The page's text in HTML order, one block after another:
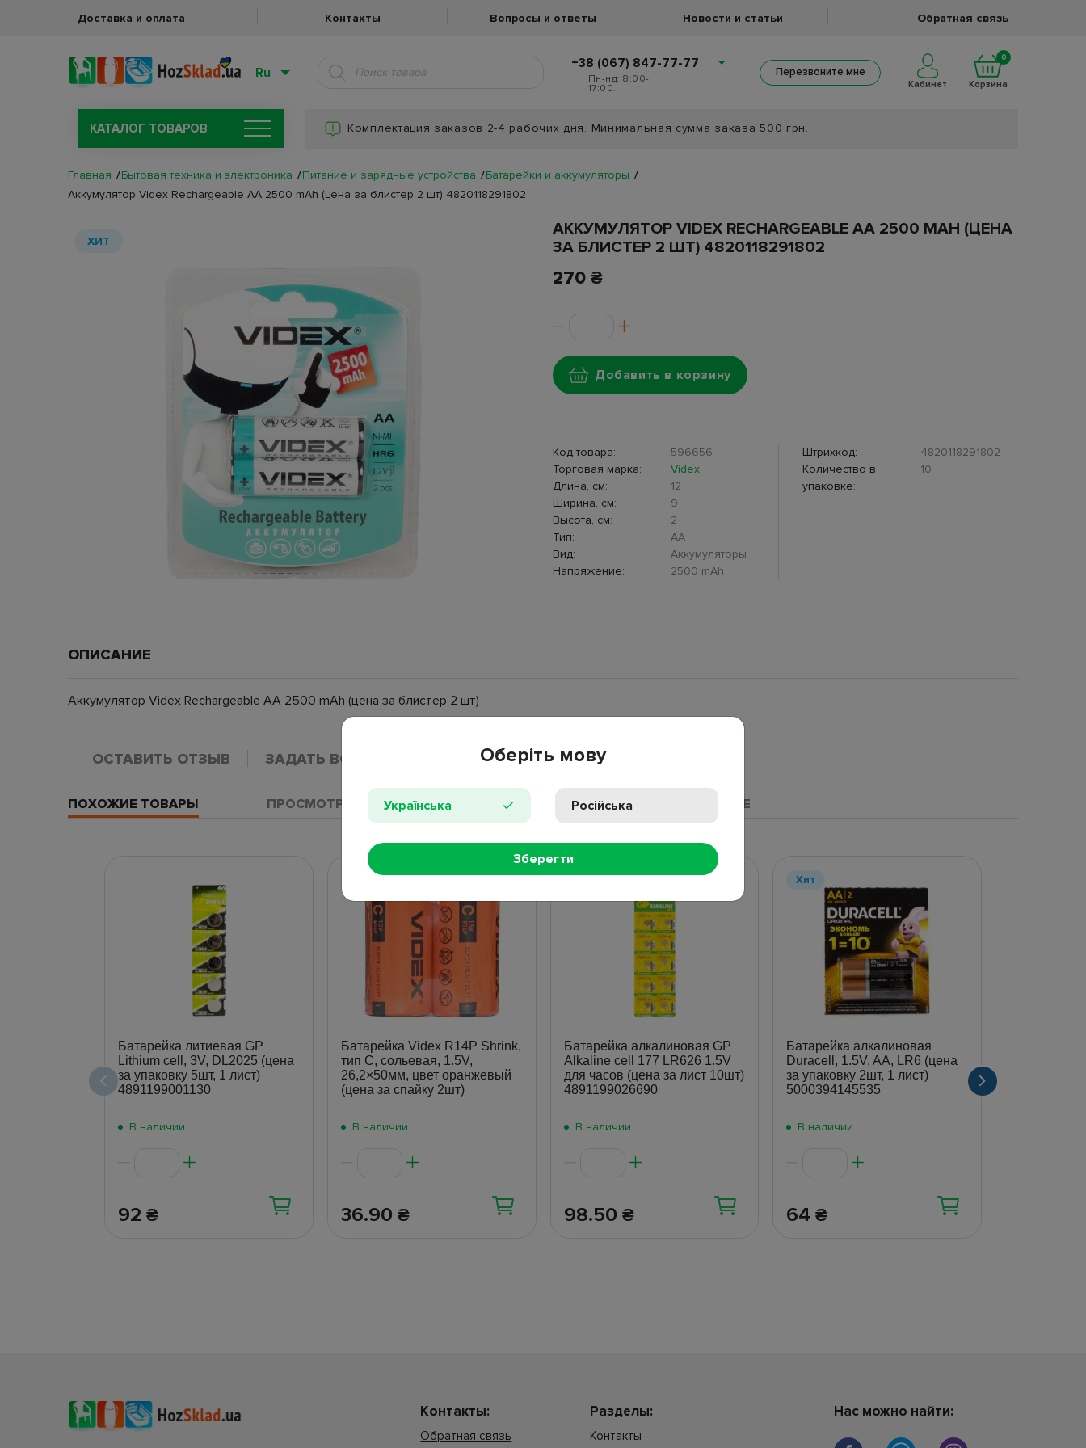
Доставка и оплата Контакты Вопросы и ответы Новости и статьи Обратная связь
Ru
+38 (067) 847-77-77
Пн-нд: 8:00-
17:00.
Перезвоните мне
Кабинет
0
Корзина
КАТАЛОГ ТОВАРОВ Комплектация заказов 2-4 рабочих дня. Минимальная сумма заказа 500 грн.
Главная Бытовая техника и электроника Питание и зарядные устройства
Батарейки и аккумуляторы
Аккумулятор Videx Rechargeable AA 2500 mAh (цена за блистер 2 шт) 4820118291802
ХИТ
АККУМУЛЯТОР VIDEX RECHARGEABLE AA 2500 MAH (ЦЕНА
ЗА БЛИСТЕР 2 ШТ) 4820118291802
270 ₴
Добавить в корзину
Код товара:
596656
Торговая марка:
Videx
Длина, см:
12
Ширина, см:
9
Высота, см:
2
Тип:
AA
Вид:
Аккумуляторы
Напряжение:
2500 mAh
Штрихкод:
4820118291802
Количество в
упаковке:
10
ОПИСАНИЕ
Аккумулятор Videx Rechargeable AA 2500 mAh (цена за блистер 2 шт)
ОСТАВИТЬ ОТЗЫВ ЗАДАТЬ ВОПРОС
ПОХОЖИЕ ТОВАРЫ ПРОСМОТРЕННЫЕ ТОВАРЫ НОВИНКИ ПОПУЛЯРНЫЕ
Батарейка литиевая GP
Lithium cell, 3V, DL2025 (цена
за упаковку 5шт, 1 лист)
4891199001130
В наличии
92 ₴
Батарейка Videx R14P Shrink,
тип C, сольевая, 1.5V,
26,2×50мм, цвет оранжевый
(цена за спайку 2шт)
В наличии
36.90 ₴
Батарейка алкалиновая GP
Alkaline cell 177 LR626 1.5V
для часов (цена за лист 10шт)
4891199026690
В наличии
98.50 ₴
Хит
Батарейка алкалиновая
Duracell, 1.5V, AA, LR6 (цена
за упаковку 2шт, 1 лист)
5000394145535
В наличии
64₴
Оберіть мову
Українська Російська
Зберегти
Контакты:
Обратная связь
Разделы:
Контакты
Нас можно найти: